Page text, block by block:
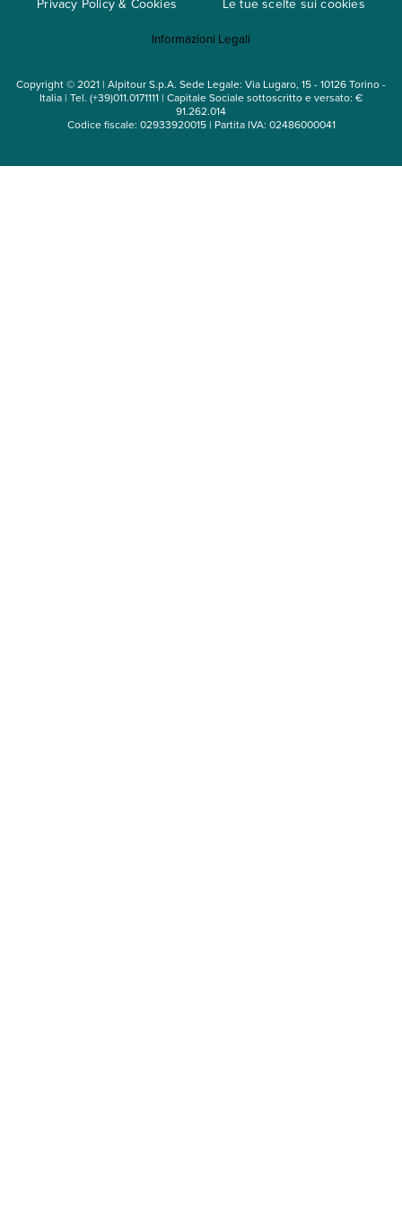
Mappa del sito
Privacy Policy & Cookies Le tue scelte sui cookies
Informazioni Legali
Copyright © 2021 | Alpitour S.p.A. Sede Legale: Via Lugaro, 15 - 10126 Torino -
Italia | Tel. (+39)011.0171111 | Capitale Sociale sottoscritto e versato: €
91.262.014
Codice fiscale: 02933920015 | Partita IVA: 02486000041